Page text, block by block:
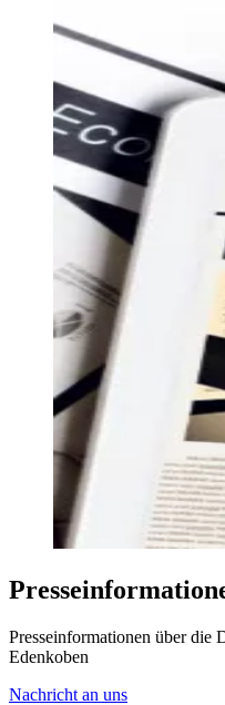
Presseinformationen über die
Edenkoben
Nachricht an uns